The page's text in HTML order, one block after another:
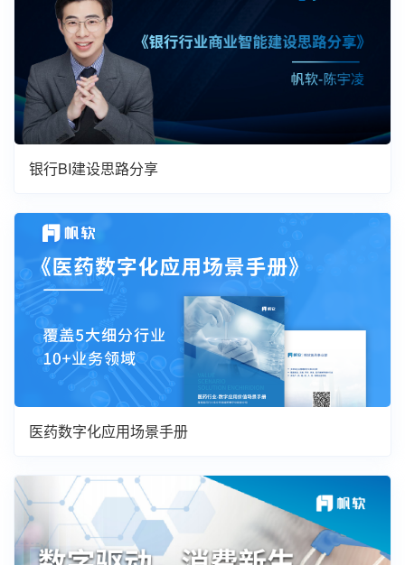
银行BI建设思路分享
医药数字化应用场景手册